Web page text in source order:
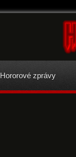
Hororové zprávy